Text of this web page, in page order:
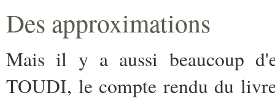
Des approximations
Mais il y a aussi beaucoup
TOUDI, le compte rendu du